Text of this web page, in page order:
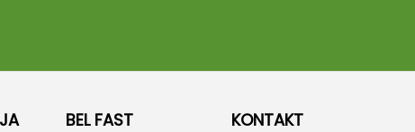
BEL FAST KONTAKT